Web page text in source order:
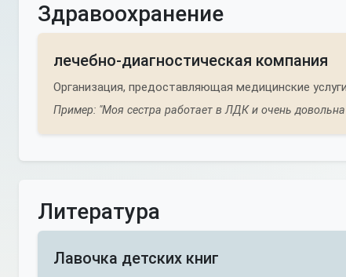
Здравоохранение
лечебно-диагностическая компания
Организация, предоставляющая медицинские
Пример: "Моя сестра работает в ЛДК и очень довольна
Литература
Лавочка детских книг